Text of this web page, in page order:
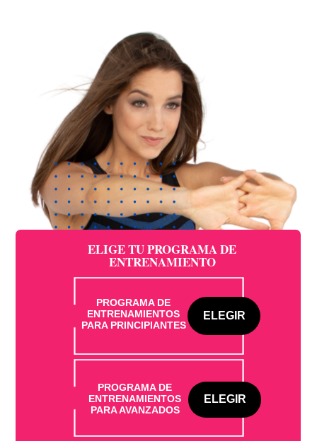
ELIGE TU PROGRAMA DE
ENTRENAMIENTO
ELEGIR
ELEGIR
PROGRAMA DE
ENTRENAMIENTOS
PARA AVANZADOS
PROGRAMA DE
ENTRENAMIENTOS
PARA PRINCIPIANTES